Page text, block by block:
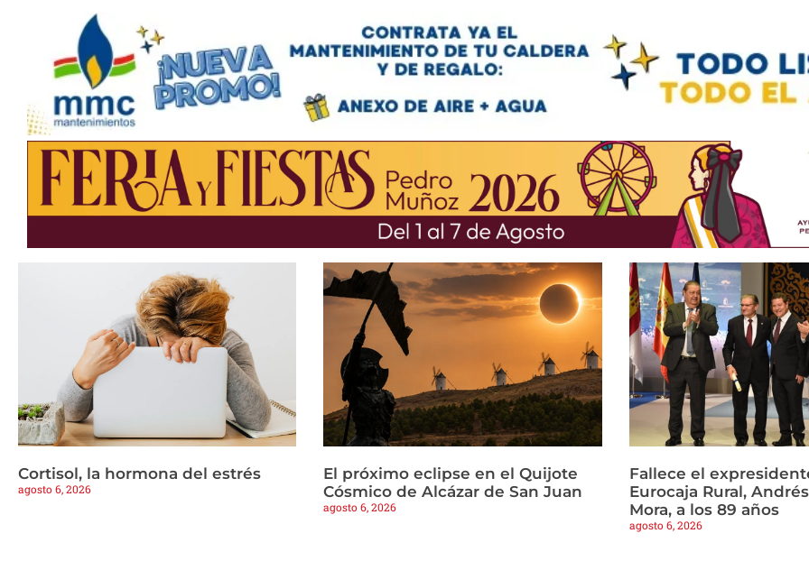
Cortisol, la hormona del estrés
agosto 6, 2026
El próximo eclipse en el Quijote
Cósmico de Alcázar de San Juan
agosto 6, 2026
Fallece el
Eurocaja Rural,
Mora, a los 89 años
agosto 6, 2026